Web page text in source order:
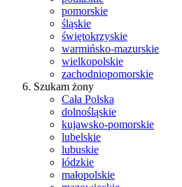
pomorskie
śląskie
świętokrzyskie
warmińsko-mazurskie
wielkopolskie
zachodniopomorskie
Szukam żony
Cała Polska
dolnośląskie
kujawsko-pomorskie
lubelskie
lubuskie
łódzkie
małopolskie